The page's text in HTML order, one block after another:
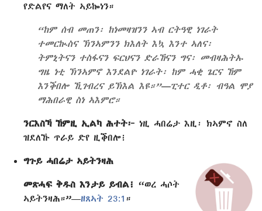
የድልየና ማለት ኣይኰነን።
“ከም ሰብ መጠን፡ ከነመዛዝንን ኣብ ርትዓዊ ነገራት
ተመርኲስና ኽንኣምንን ክእለት እኳ እንተ ኣለና፡
ትምኒትናን ተስፋናን ፍርህናን ድራኸናን ግና፡ መብዛሕትኡ
ግዜ ነቲ ኽንኣምኖ እንደልዮ ነገራት፡ ከም ሓቂ ጌርና ኸም
እንቕበሎ ኺገብረና ይኽእል እዩ።”—ፒተር ዲቶ፡ ብዓል ሞያ
ማሕበራዊ ስነ ኣእምሮ።
ንርእስኻ ኸምዚ ኢልካ ሕተት፦ ነዚ ሓበሬታ እዚ፡ ክኣምኖ ስለ
ዝደለኹ ጥራይ ድየ ዚቕበሎ፧
ግጉይ ሓበሬታ ኣይትንዛሕ
መጽሓፍ ቅዱስ እንታይ ይብል፧
“ወረ ሓሶት
ኣይትንዛሕ።”—ዘጸኣት 23:1 ።